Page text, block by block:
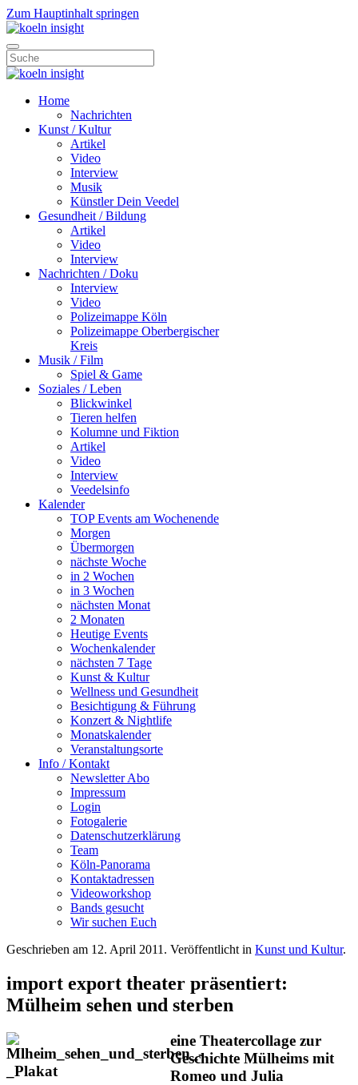
Zum Hauptinhalt springen
Home
Nachrichten
Kunst / Kultur
Artikel
Video
Interview
Musik
Künstler Dein Veedel
Gesundheit / Bildung
Artikel
Video
Interview
Nachrichten / Doku
Interview
Video
Polizeimappe Köln
Polizeimappe Oberbergischer
Kreis
Musik / Film
Spiel & Game
Soziales / Leben
Blickwinkel
Tieren helfen
Kolumne und Fiktion
Artikel
Video
Interview
Veedelsinfo
Kalender
TOP Events am Wochenende
Morgen
Übermorgen
nächste Woche
in 2 Wochen
in 3 Wochen
nächsten Monat
2 Monaten
Heutige Events
Wochenkalender
nächsten 7 Tage
Kunst & Kultur
Wellness und Gesundheit
Besichtigung & Führung
Konzert & Nightlife
Monatskalender
Veranstaltungsorte
Info / Kontakt
Newsletter Abo
Impressum
Login
Fotogalerie
Datenschutzerklärung
Team
Köln-Panorama
Kontaktadressen
Videoworkshop
Bands gesucht
Wir suchen Euch
Geschrieben am 12. April 2011 . Veröffentlicht in Kunst und Kultur.
import export theater präsentiert:
Mülheim sehen und sterben
eine Theatercollage zur
Geschichte Mülheims mit
Romeo und Julia